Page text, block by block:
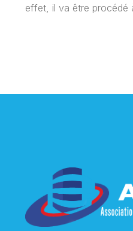
effet, il va être procédé